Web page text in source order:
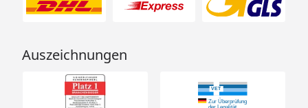
Auszeichnungen